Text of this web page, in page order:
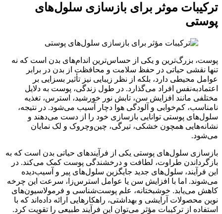
ترکیبات موثر برای بازسازی سلول‌های
پوستی
پوست، بزرگ‌ترین و یکی از حساس‌ترین اندام‌های بدن است که نه
تنها نقشی حیاتی در حفظ سلامت و محافظت از بدن در برابر
عوامل محیطی دارد، بلکه از نظر زیبایی نیز تأثیر بسزایی بر
اعتمادبه‌نفس افراد می‌گذارد. در طول زندگی، پوست به دلایل
مختلفی مانند افزایش سن، تابش نور خورشید، استرس، تغذیه
نامناسب، کم‌خوابی و آلودگی هوا دچار آسیب می‌شود. در نتیجه،
سلول‌های پوستی توانایی بازسازی خود را از دست می‌دهند و
نشانه‌هایی همچون خشکی، تیرگی، چین‌وچروک و لک نمایان
می‌شود.
بازسازی سلول‌های پوستی یکی از فرآیندهای حیاتی بدن است که به
بازگرداندن طراوت، لطافت و درخشندگی پوست کمک می‌کند. در
این فرآیند، سلول‌های جدید جایگزین سلول‌های پیر و آسیب‌دیده
می‌شوند. اما با افزایش سن یا عوامل استرس‌زا، سرعت این چرخه
کاهش می‌یابد. خوشبختانه، علم پوست‌شناسی و فرمولاسیون‌های
نوین محصولات آرایشی و بهداشتی، راهکارهایی ارائه داده‌اند که با
استفاده از ترکیبات مؤثر می‌توان این فرآیند طبیعی را تقویت کرد.